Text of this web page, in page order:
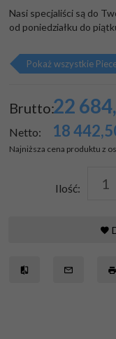
Nasi specjaliści są do
od poniedziałku do
Pokaż wszystkie
Brutto:22 684,
Netto: 18
Najniższa cena produktu z
Ilość: